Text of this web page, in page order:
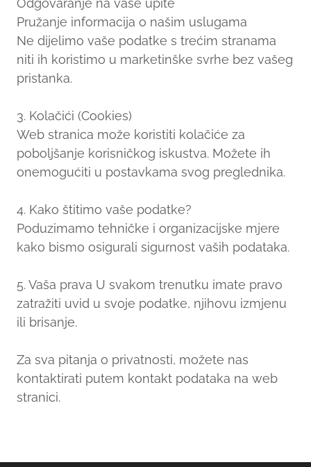
Odgovaranje na vaše upite
Pružanje informacija o našim uslugama
Ne dijelimo vaše podatke s trećim stranama
niti ih koristimo u marketinške svrhe bez vašeg
pristanka.
3. Kolačići (Cookies)
Web stranica može koristiti kolačiće za
poboljšanje korisničkog iskustva. Možete ih
onemogućiti u postavkama svog preglednika.
4. Kako štitimo vaše podatke?
Poduzimamo tehničke i organizacijske mjere
kako bismo osigurali sigurnost vaših podataka.
5. Vaša prava U svakom trenutku imate pravo
zatražiti uvid u svoje podatke, njihovu izmjenu
ili brisanje.
Za sva pitanja o privatnosti, možete nas
kontaktirati putem kontakt podataka na web
stranici.